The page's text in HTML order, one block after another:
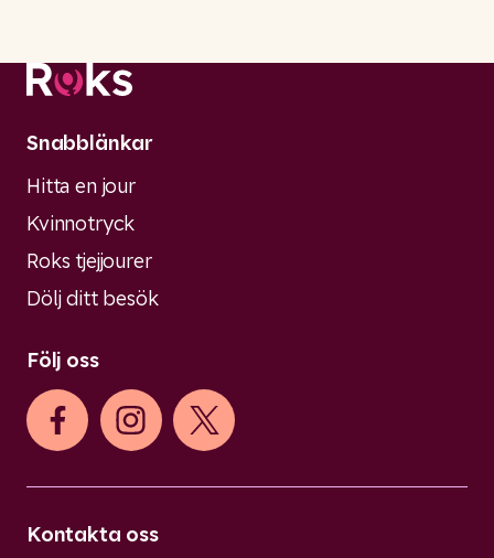
Snabblänkar
Hitta en jour
Kvinnotryck
Roks tjejjourer
Dölj ditt besök
Följ oss
Kontakta oss